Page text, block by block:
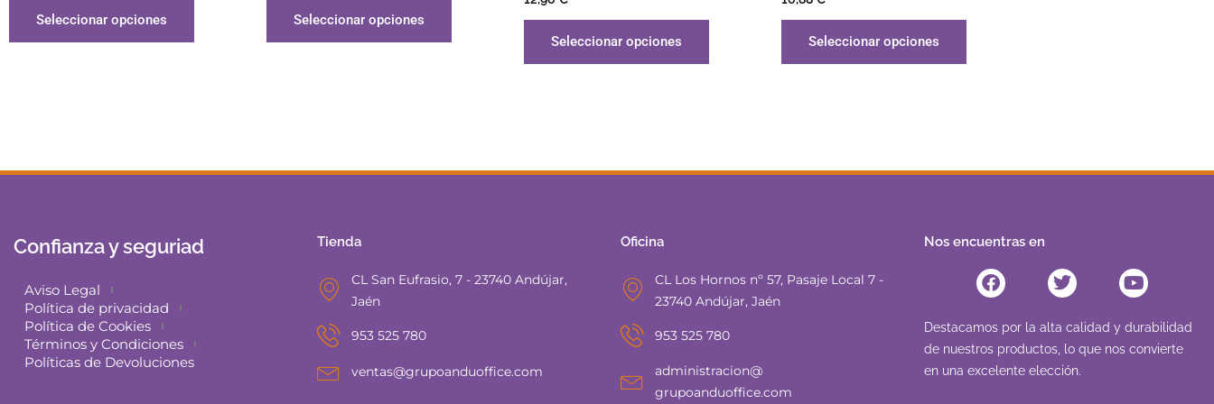
Seleccionar opciones Seleccionar opciones
con
5.00
Seleccionar opciones
con
5.00
Seleccionar opciones
Confianza y seguriad
Aviso Legal
Política de privacidad
Política de Cookies
Términos y Condiciones
Políticas de Devoluciones
Tienda
CL San Eufrasio, 7 - 23740 Andújar,
Jaén
953 525 780
ventas@grupoanduoffice.com
Oficina
CL Los Hornos nº 57, Pasaje Local 7 -
23740 Andújar, Jaén
953 525 780
administracion@
grupoanduoffice.com
Nos encuentras en
FacebookTwitter Youtube
Destacamos por la alta calidad y durabilidad
de nuestros productos, lo que nos convierte
en una excelente elección.